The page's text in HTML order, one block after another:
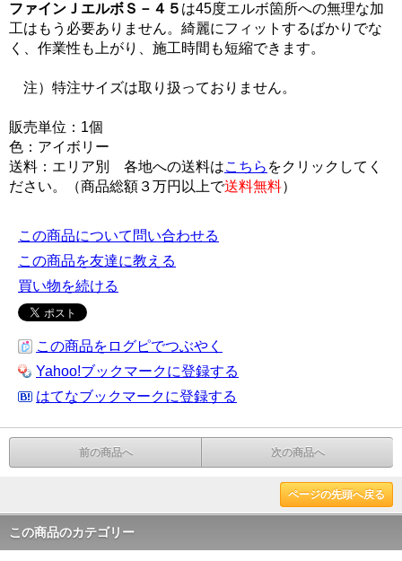
ファインＪエルボＳ－４５ は45度エルボ箇所への無理な加
工はもう必要ありません。綺麗にフィットするばかりでな
く、作業性も上がり、施工時間も短縮できます。
注）特注サイズは取り扱っておりません。
販売単位：1個
色：アイボリー
送料：エリア別 各地への送料はこちら をクリックしてく
ださい。（商品総額３万円以上で送料無料）
この商品について問い合わせる
この商品を友達に教える
買い物を続ける
この商品をログピでつぶやく
Yahoo!ブックマークに登録する
はてなブックマークに登録する
前の商品へ 次の商品へ
ページの先頭へ戻る
この商品のカテゴリー